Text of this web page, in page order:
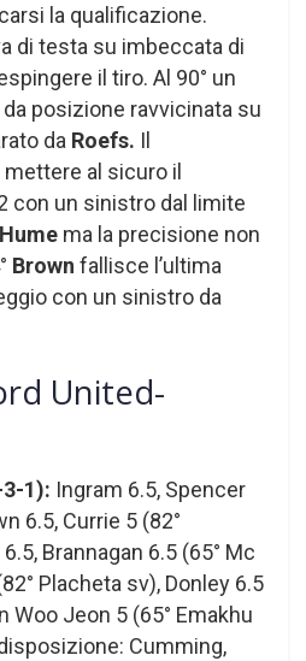
la qualificazione.
di testa su imbeccata di
il tiro. Al 90° un
da posizione ravvicinata su
da Roefs. Il
al sicuro il
con un sinistro dal limite
Hume ma la precisione non
Brown fallisce l’ultima
con un sinistro da
United-
1): Ingram 6.5, Spencer
6.5, Currie 5 (82°
Brannagan 6.5 (65° Mc
Placheta sv), Donley 6.5
Woo Jeon 5 (65° Emakhu
Cumming,